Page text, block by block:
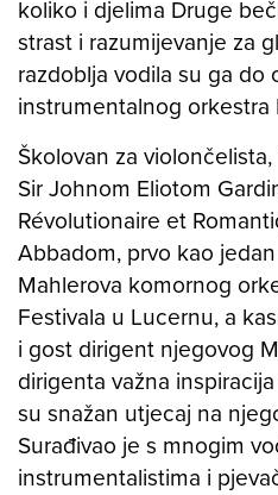
koliko i djelima Druge
strast i razumijevanje za
razdoblja vodila su ga do
instrumentalnog orkestra
Školovan za
Sir Johnom Eliotom
Révolutionaire et
Abbadom, prvo kao
Mahlerova komornog
Festivala u Lucernu, a
i gost dirigent njegovog
dirigenta važna
su snažan utjecaj na
Surađivao je s mnogim
instrumentalistima i